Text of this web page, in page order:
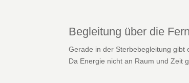
Begleitung über die
Gerade in der Sterbebegleitung gibt
Da Energie nicht an Raum und Zeit